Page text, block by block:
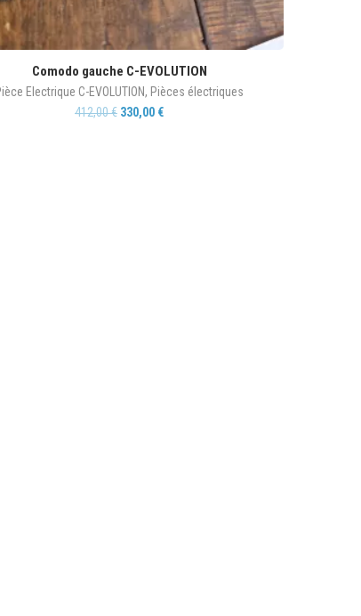
Comodo gauche C-EVOLUTION
Electrique C-EVOLUTION, Pièces électriques
412,00€ 330,00 €